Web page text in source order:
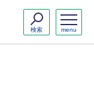
menu
検索